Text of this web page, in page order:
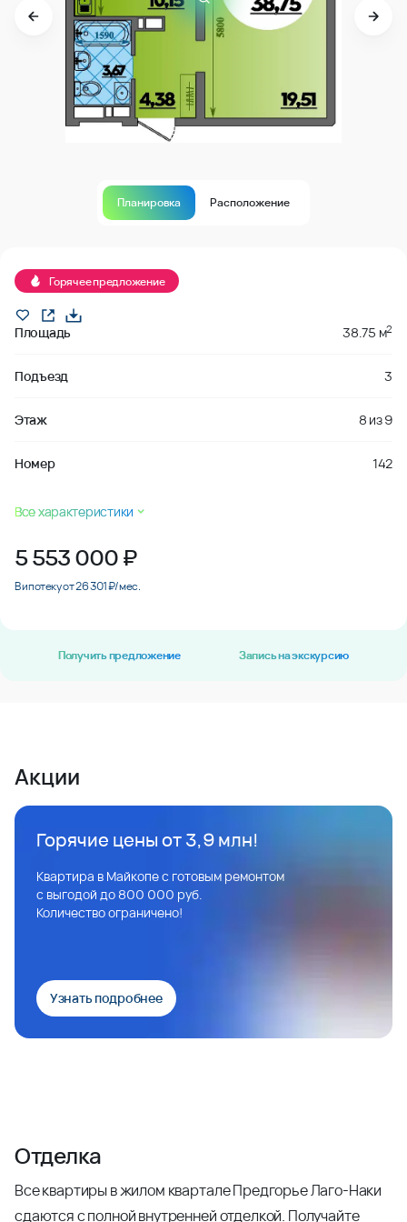
Планировка Расположение
Горячее предложение
Площадь 38.75 м2
Подъезд 3
Этаж 8 из9
Номер 142
Все характеристики
5 553 000₽
В ипотеку от 26 301 ₽/мес.
Получить предложение Запись на экскурсию
Акции
Горячие цены от 3,9 млн!
Квартира в Майкопе с готовым ремонтом
с выгодой до 800 000 руб.
Количество ограничено!
Узнать подробнее
Отделка
Все квартиры в жилом квартале Предгорье Лаго-Наки
сдаются с полной внутренней отделкой. Получайте